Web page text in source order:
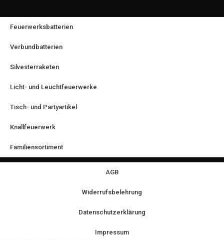
Feuerwerksbatterien
Verbundbatterien
Silvesterraketen
Licht- und Leuchtfeuerwerke
Tisch- und Partyartikel
Knallfeuerwerk
Familiensortiment
AGB
Widerrufsbelehrung
Datenschutzerklärung
Impressum